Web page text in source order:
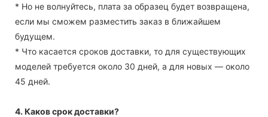
* Но не волнуйтесь, плата за образец будет возвращена,
если мы сможем разместить заказ в ближайшем
будущем.
* Что касается сроков доставки, то для существующих
моделей требуется около 30 дней, а для новых — около
45 дней.
4. Каков срок доставки?